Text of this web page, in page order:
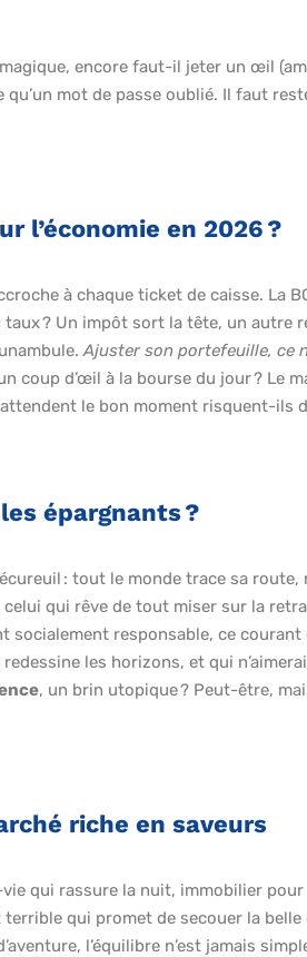
encore faut-il jeter un œil
mot de passe oublié. Il faut
l’économie en 2026 ?
à chaque ticket de caisse. La
? Un impôt sort la tête, un autre
Ajuster son portefeuille, ce
coup d’œil à la bourse du jour ? Le
le bon moment risquent-ils
épargnants ?
: tout le monde trace sa
qui rêve de tout miser sur la
socialement responsable, ce
redessine les horizons, et qui
, un brin utopique ? Peut-être,
riche en saveurs
qui rassure la nuit, immobilier
qui promet de secouer la
l’équilibre n’est jamais